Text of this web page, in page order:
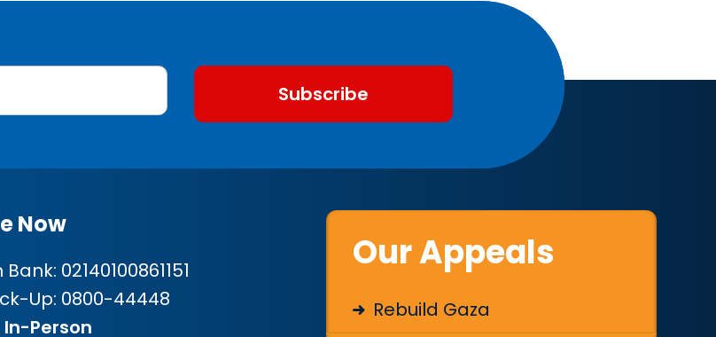
Subscribe
Now
Bank: 02140100861151
Up: 0800-44448
Person
Our Appeals
Rebuild Gaza